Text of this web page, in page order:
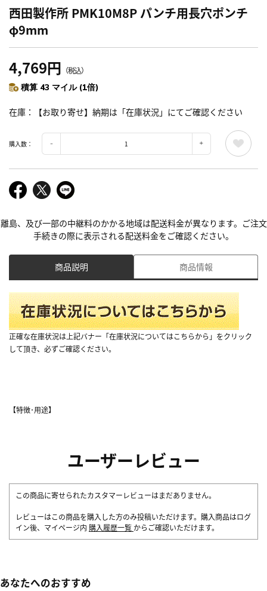
西田製作所 PMK10M8P パンチ用長穴ポンチ
φ9mm
4,769円 （税込）
積算 43 マイル (1倍)
在庫 【お取り寄せ】納期は「在庫状況」にてご確認ください
購入数：
離島、及び一部の中継料のかかる地域は配送料金が異なります。ご注文
手続きの際に表示される配送料金をご確認ください。
商品説明 商品情報
正確な在庫状況は上記バナー「在庫状況についてはこちらから」をクリック
して頂き、必ずご確認ください。
【特徴･用途】
ユーザーレビュー
この商品に寄せられたカスタマーレビューはまだありません。
レビューはこの商品を購入した方のみ投稿いただけます。購入商品はログ
イン後、マイページ内 購入履歴一覧 からご確認いただけます。
あなたへのおすすめ